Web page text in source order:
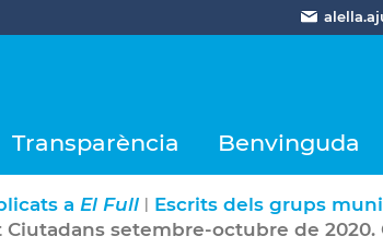
Transparència Benvinguda
a El Full | Escrits dels grups
Ciutadans setembre-octubre de